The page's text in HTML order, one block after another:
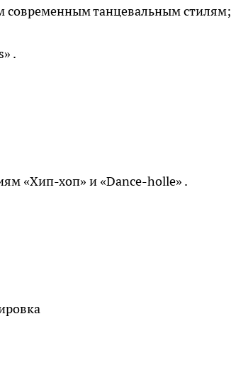
современным танцевальным стилям;
.
«Хип-хоп» и «Dance-holle» .